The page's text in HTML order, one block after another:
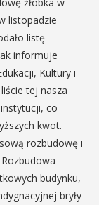
listopadzie
listę
informuje
Kultury i
tej nasza
co
kwot.
rozbudowę i
budynku,
bryły